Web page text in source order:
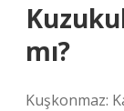
mı?
Kuşkonmaz: